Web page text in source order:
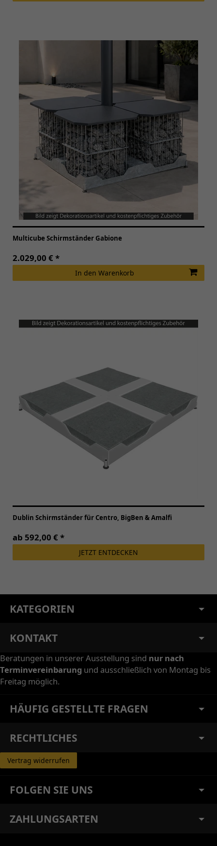
Multicube Schirmständer Gabione
2.029,00 € *
In den Warenkorb
Dublin Schirmständer für Centro, BigBen & Amalfi
ab 592,00 € *
JETZT ENTDECKEN
KATEGORIEN
KONTAKT
Beratungen in unserer Ausstellung sind nur nach
Terminvereinbarung und ausschließlich von Montag bis
Freitag möglich.
HÄUFIG GESTELLTE FRAGEN
RECHTLICHES
Vertrag widerrufen
FOLGEN SIE UNS
ZAHLUNGSARTEN